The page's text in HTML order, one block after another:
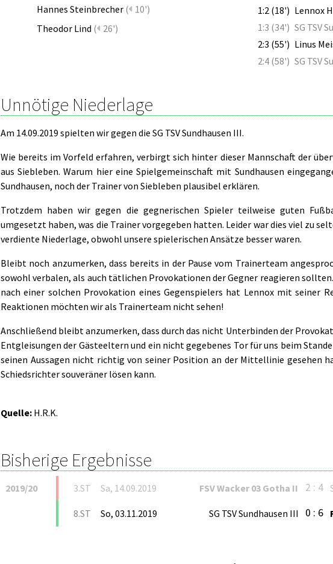
Hannes Steinbrecher ( 10')
Theodor Lind ( 26')
1:2 (18') Lennox
1:3 (34') SG TSV
2:3 (55') Linus
2:4 (58') SG TSV
Unnötige Niederlage
Am 14.09.2019 spielten wir gegen die SG TSV Sundhausen III.
Wie bereits im Vorfeld erfahren, verbirgt sich hinter dieser Mannschaft der
aus Siebleben. Warum hier eine Spielgemeinschaft mit Sundhausen
Sundhausen, noch der Trainer von Siebleben plausibel erklären.
Trotzdem haben wir gegen die gegnerischen Spieler teilweise guten
umgesetzt haben, was die Trainer vorgegeben hatten. Leider war dies viel zu
verdiente Niederlage, obwohl unsere spielerischen Ansätze besser waren.
Bleibt noch anzumerken, dass bereits in der Pause vom Trainerteam
sowohl verbalen, als auch tätlichen Provokationen der Gegner reagieren
nach einer solchen Provokation eines Gegenspielers hat Lennox mit seiner
Reaktionen möchten wir als Trainerteam nicht sehen!
Anschließend bleibt anzumerken, dass durch das nicht Unterbinden der
Entgleisungen der Gästeeltern und ein nicht gegebenes Tor für uns beim
seinen Aussagen nicht richtig von seiner Position an der Mittellinie gesehen
Schiedsrichter souveräner lösen kann.
Quelle: H.R.K.
Bisherige Ergebnisse
2019/20 3.ST Sa, 14.09.2019 FSV Wacker 03 Gotha II 2 : 4
8.ST So, 03.11.2019 SG TSV Sundhausen III 0 : 6